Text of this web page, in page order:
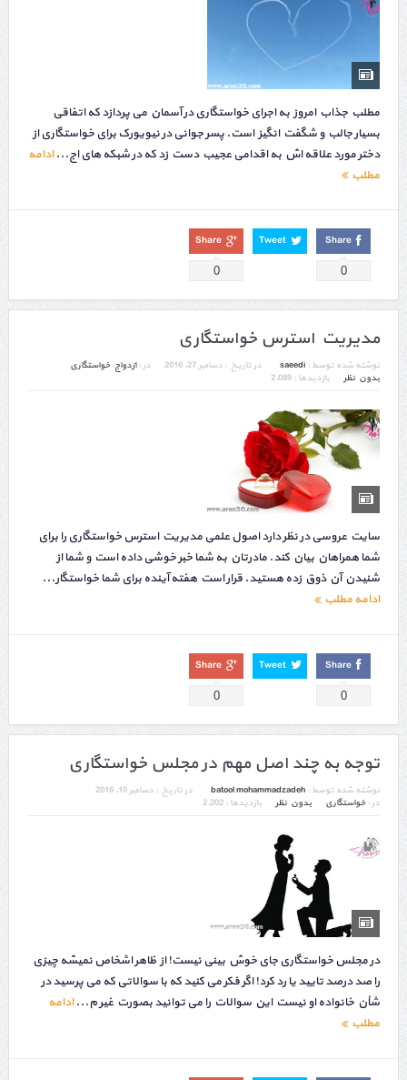
مطلب جذاب امروز به اجرای خواستگاری در آسمان می پردازد که اتفاقی
بسیار جالب و شگفت انگیز است. پسر جوانی در نیویورک برای خواستگاری از
دختر مورد علاقه اش به اقدامی عجیب دست زد که در شبکه های اج...ادامه
مطلب
Share
0
Tweet
Share
0
مدیریت استرس خواستگاری
نوشته شده توسط : saeedi در تاریخ : دسامبر 27, 2016 در :ازدواج, خواستگاری
بدون نظر
بازدیدها : 2,089
سایت عروسی در نظر دارد اصول علمی مدیریت استرس خواستگاری را برای
شما همراهان بیان کند. مادرتان به شما خبر خوشی داده است و شما از
شنیدن آن ذوق زده هستید. قرار است هفته آینده برای شما خواستگار...
ادامه مطلب
Share
0
Tweet
Share
0
توجه به چند اصل مهم در مجلس خواستگاری
نوشته شده توسط : batool mohammadzadeh در تاریخ : دسامبر 10, 2016
در : خواستگاری بدون نظر بازدیدها : 2,202
در مجلس خواستگاری جای خوش بینی نیست! از ظاهر اشخاص نمیشه چیزی
را صد درصد تایید یا رد کرد! اگر فکر می کنید که با سوالاتی که می پرسید در
شأن خانواده او نیست این سوالات را می توانید بصورت غیر م...ادامه
مطلب